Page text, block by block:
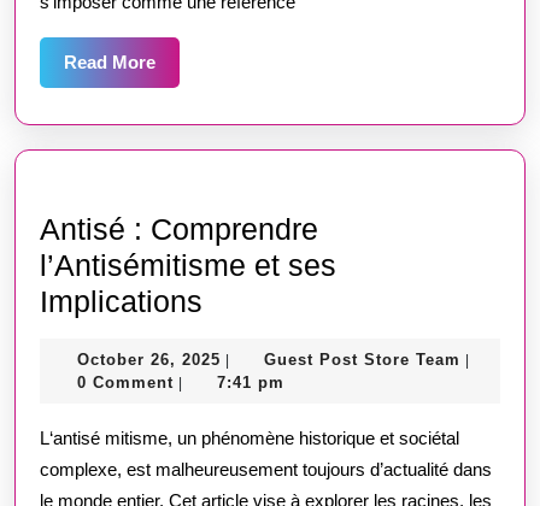
sur
la
plateforme
Read MoreRead
More
Antisé : Comprendre
l’Antisémitisme et ses
Implications
Comprendre
et
ses
October 26, 2025 October
26,
| Guest Post Store Team Guest
|
0 Comment | 7:41 pm
L‘antisé mitisme, un phénomène historique et sociétal
complexe, est malheureusement toujours d’actualité dans
le monde entier. Cet article vise à explorer les racines, les